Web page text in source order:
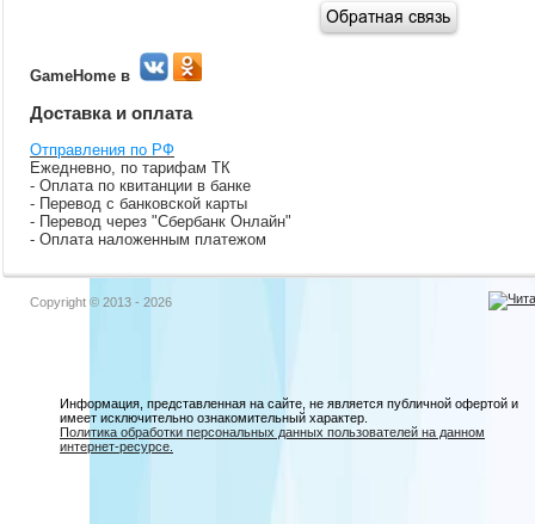
GameHome в
Доставка и оплата
Отправления по РФ
Ежедневно, по тарифам ТК
- Оплата по квитанции в банке
- Перевод с банковской карты
- Перевод через "Сбербанк Онлайн"
- Оплата наложенным платежом
Copyright © 2013 - 2026
Информация, представленная на сайте, не является публичной офертой и
имеет исключительно ознакомительный характер.
Политика обработки персональных данных пользователей на данном
интернет-ресурсе.